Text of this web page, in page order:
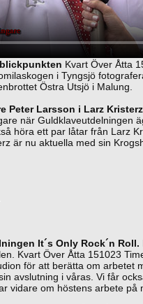
Kvart Över Åtta
i Tyngsjö
Östra Utsjö i Malung.
Peter Larsson i Larz
när Guldklaveutdelningen
höra ett par låtar från Larz
är nu aktuella med sin
It´s Only Rock´n Roll.
Kvart Över Åtta 151023
för att berätta om arbetet
avslutning i våras. Vi får
vidare om höstens arbete på